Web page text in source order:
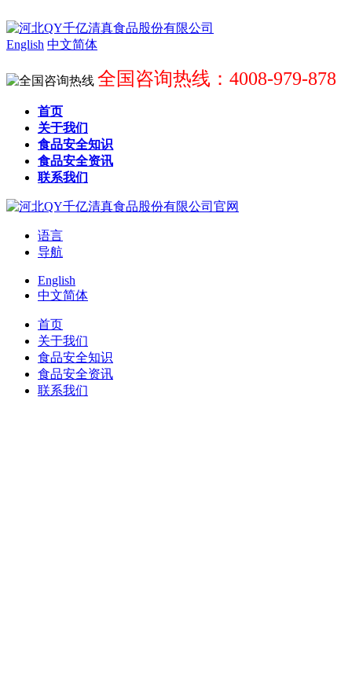
English 中文简体
全国咨询热线：4008-979-878
首页
关于我们
食品安全知识
食品安全资讯
联系我们
语言
导航
English
中文简体
首页
关于我们
食品安全知识
食品安全资讯
联系我们